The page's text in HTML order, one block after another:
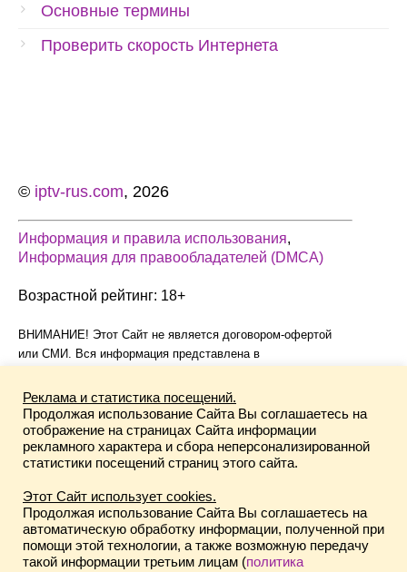
Основные термины
Проверить скорость Интернета
© iptv-rus.com, 2026
Информация и правила использования,
Информация для правообладателей (DMCA)
Возрастной рейтинг: 18+
ВНИМАНИЕ! Этот Сайт не является договором-офертой
или СМИ. Вся информация представлена в
подразумеваемых. Все зарегистрированные торговые
марки и права авторов на контент принадлежат их
законным владельцам. Публикации, нарушающие
авторские права, удаляются по запросу правообладателя.
ссылкам, не несет ответственность за ненадлежащее
качество информации, изменения в политиках,
взаимоотношения с правообладателями, не возмещает
ущерб (любой прямой, косвенный и тд.), а также не
Реклама и статистика посещений.
Продолжая использование Сайта Вы соглашаетесь на
отображение на страницах Сайта информации
рекламного характера и сбора неперсонализированной
статистики посещений страниц этого сайта.
Этот Сайт использует cookies.
Продолжая использование Сайта Вы соглашаетесь на
автоматическую обработку информации, полученной при
помощи этой технологии, а также возможную передачу
такой информации третьим лицам (политика